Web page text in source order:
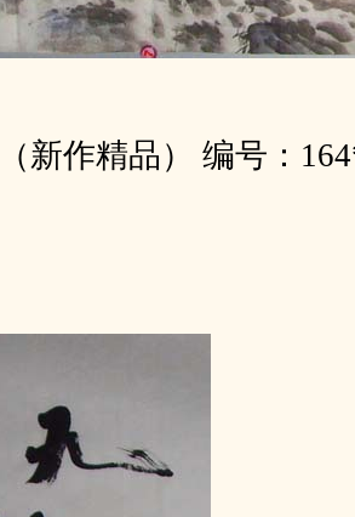
（新作精品） 编号